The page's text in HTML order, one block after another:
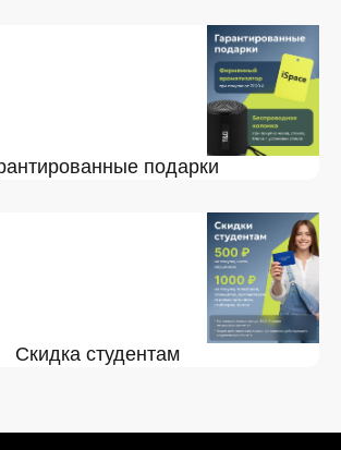
подарки
Скидка студентам